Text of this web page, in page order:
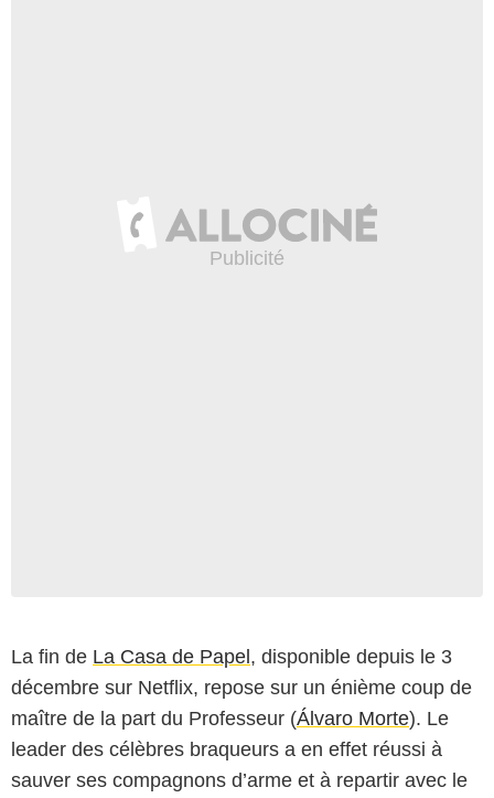
La fin de La Casa de Papel, disponible depuis le 3
décembre sur Netflix, repose sur un énième coup de
maître de la part du Professeur (Álvaro Morte). Le
leader des célèbres braqueurs a en effet réussi à
sauver ses compagnons d’arme et à repartir avec le